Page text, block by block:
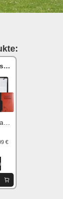
Taktiktafel
€